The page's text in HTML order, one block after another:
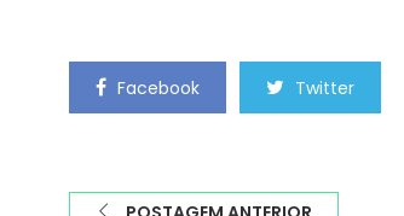
Facebook Twitter